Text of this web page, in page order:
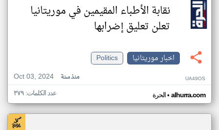
نقابة الأطباء المقيمين في موريتانيا
تعلن تعليق إضرابها
اخبار موريتانيا
Politics
Oct 03, 2024
منذ سنة UA49OS
الحرة• alhurra.com عدد الكلمات: ٣٧٩